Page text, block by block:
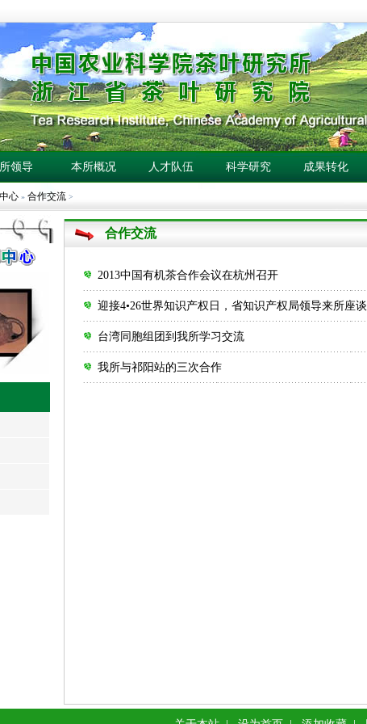
所领导 本所概况 人才队伍 科学研究 成果转化
心 » 合作交流 >
合作交流
2013中国有机茶合作会议在杭州召开
迎接4•26世界知识产权日，省知识产权局领导来所座谈
台湾同胞组团到我所学习交流
我所与祁阳站的三次合作